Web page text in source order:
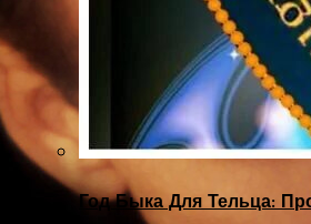
Год Быка Для Тельца: